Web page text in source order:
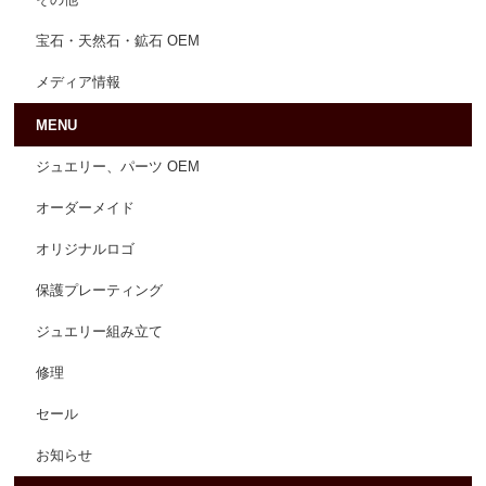
宝石・天然石・鉱石 OEM
メディア情報
MENU
ジュエリー、パーツ OEM
オーダーメイド
オリジナルロゴ
保護プレーティング
ジュエリー組み立て
修理
セール
お知らせ